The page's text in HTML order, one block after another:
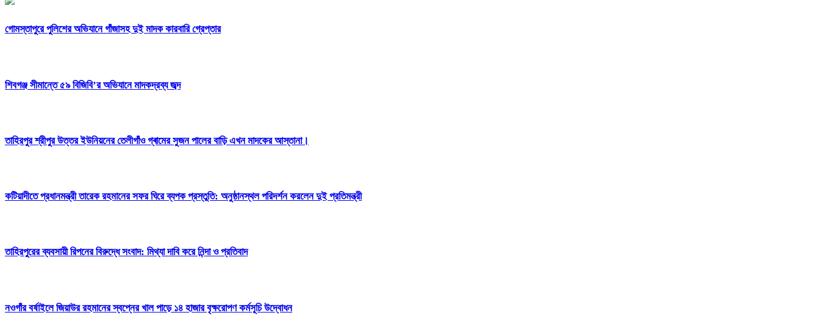
গোমস্তাপুরে পুলিশের অভিযানে গাঁজাসহ দুই মাদক কারবারি গ্রেপ্তার
শিবগঞ্জ সীমান্তে ৫৯ বিজিবি’র অভিযানে মাদকদ্রব্য জব্দ
তাহিরপুর শ্রীপুর উত্তর ইউনিয়নের তেলীগাঁও গ্ৰামের সুজন পালের বাড়ি এখন মাদকের আস্তানা।
কটিয়াদীতে প্রধানমন্ত্রী তারেক রহমানের সফর ঘিরে ব্যপক প্রস্তুতি: অনুষ্ঠানস্থল পরিদর্শন করলেন দুই প্রতিমন্ত্রী
তাহিরপুরের ব্যবসায়ী রিপনের বিরুদ্ধে সংবাদ: মিথ্যা দাবি করে নিন্দা ও প্রতিবাদ
নওগাঁর বর্ষাইলে জিয়াউর রহমানের স্বপ্নের খাল পাড়ে ১৪ হাজার বৃক্ষরোপণ কর্মসূচি উদ্বোধন